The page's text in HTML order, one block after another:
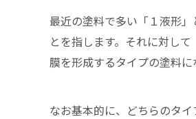
最近の塗料で多い「１液形
とを指します。それに対し
膜を形成するタイプの塗料に
なお基本的に、どちらのタ